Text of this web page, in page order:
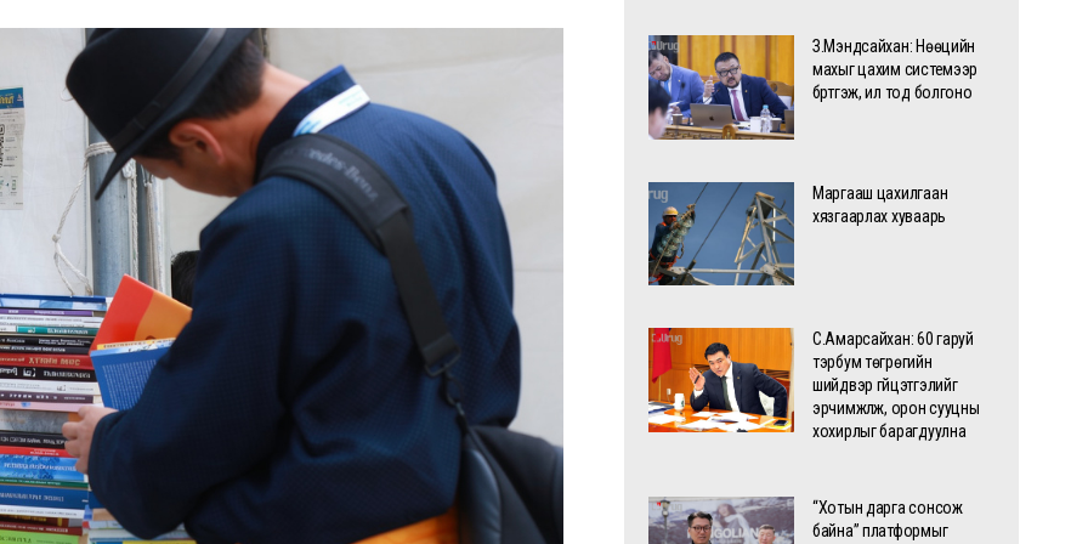
З.Мэндсайхан: Нөөцийн
махыг цахим системээр
бүртгэж, ил тод болгоно
Маргааш цахилгаан
хязгаарлах хуваарь
С.Амарсайхан: 60 гаруй
тэрбум төгрөгийн
шийдвэр гүйцэтгэлийг
эрчимжүүлж, орон сууцны
хохирлыг барагдуулна
“Хотын дарга сонсож
байна” платформыг